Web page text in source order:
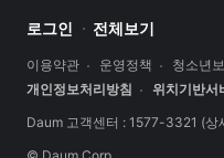
로그인 전체보기
이용약관 운영정책 청소년
개인정보처리방침
위치기반서
Daum 고객센터 : 1577-3321 (상